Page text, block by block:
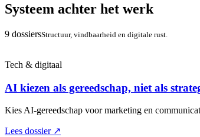
Systeem achter het werk
9 dossiersStructuur, vindbaarheid en digitale rust.
Tech & digitaal
AI kiezen als gereedschap, niet als
Kies AI-gereedschap voor marketing en
Lees dossier ↗